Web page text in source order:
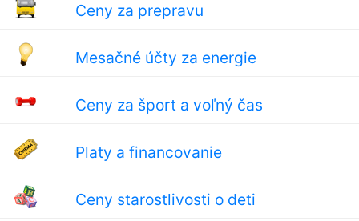
Ceny za prepravu
Mesačné účty za energie
Ceny za šport a voľný čas
Platy a financovanie
Ceny starostlivosti o deti